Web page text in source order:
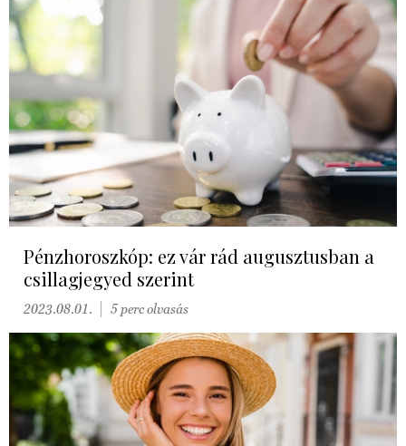
Pénzhoroszkóp: ez vár rád augusztusban a
csillagjegyed szerint
2023.08.01. 5 perc olvasás